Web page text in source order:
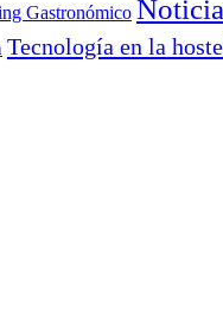
Gastronómico
Tecnología en la